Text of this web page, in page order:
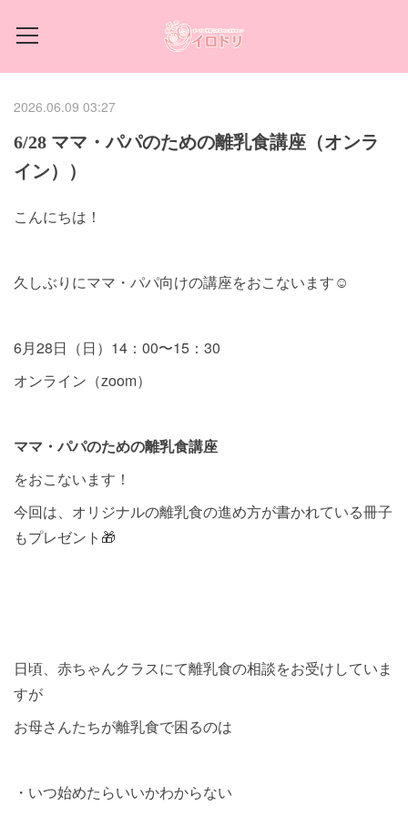
2026.06.09 03:27
6/28 ママ・パパのための離乳食講座（オンラ
イン））
こんにちは！
久しぶりにママ・パパ向けの講座をおこないます☺️
6月28日（日）14：00〜15：30
オンライン（zoom）
ママ・パパのための離乳食講座
をおこないます！
今回は、オリジナルの離乳食の進め方が書かれている冊子
もプレゼント🎁
日頃、赤ちゃんクラスにて離乳食の相談をお受けしていま
すが
お母さんたちが離乳食で困るのは
・いつ始めたらいいかわからない